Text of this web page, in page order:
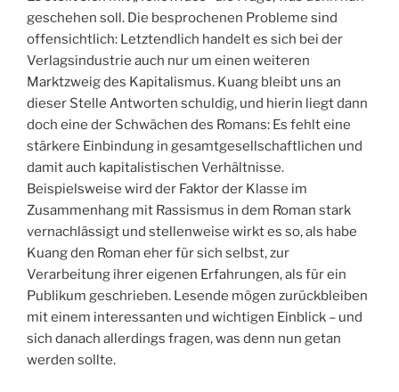
geschehen soll. Die besprochenen Probleme sind
offensichtlich: Letztendlich handelt es sich bei der
Verlagsindustrie auch nur um einen weiteren
Marktzweig des Kapitalismus. Kuang bleibt uns an
dieser Stelle Antworten schuldig, und hierin liegt dann
doch eine der Schwächen des Romans: Es fehlt eine
stärkere Einbindung in gesamtgesellschaftlichen und
damit auch kapitalistischen Verhältnisse.
Beispielsweise wird der Faktor der Klasse im
Zusammenhang mit Rassismus in dem Roman stark
vernachlässigt und stellenweise wirkt es so, als habe
Kuang den Roman eher für sich selbst, zur
Verarbeitung ihrer eigenen Erfahrungen, als für ein
Publikum geschrieben. Lesende mögen zurückbleiben
mit einem interessanten und wichtigen Einblick – und
sich danach allerdings fragen, was denn nun getan
werden sollte.